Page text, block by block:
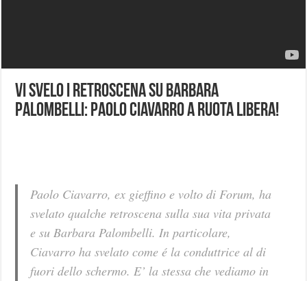
Vi svelo i retroscena su Barbara
Palombelli: Paolo Ciavarro a Ruota Libera!
Paolo Ciavarro, ex gieffino e volto di Forum, ha
svelato qualche retroscena sulla sua vita privata
e su Barbara Palombelli. In particolare,
Ciavarro ha svelato come é la conduttrice al di
fuori dello schermo. E’ la stessa che vediamo in